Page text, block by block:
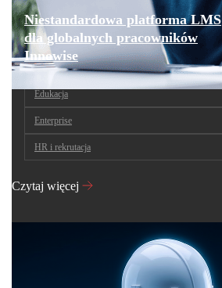
Niestandardowa platforma LMS
dla globalnych pracowników
Innowise
Edukacja
Enterprise
HR i rekrutacja
Czytaj więcej